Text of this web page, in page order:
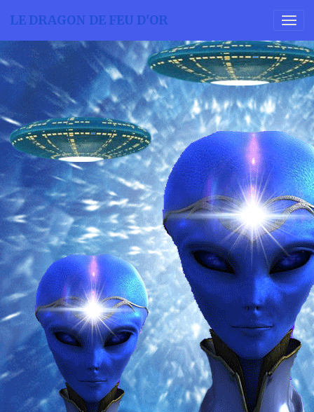
LE DRAGON DE FEU D'OR